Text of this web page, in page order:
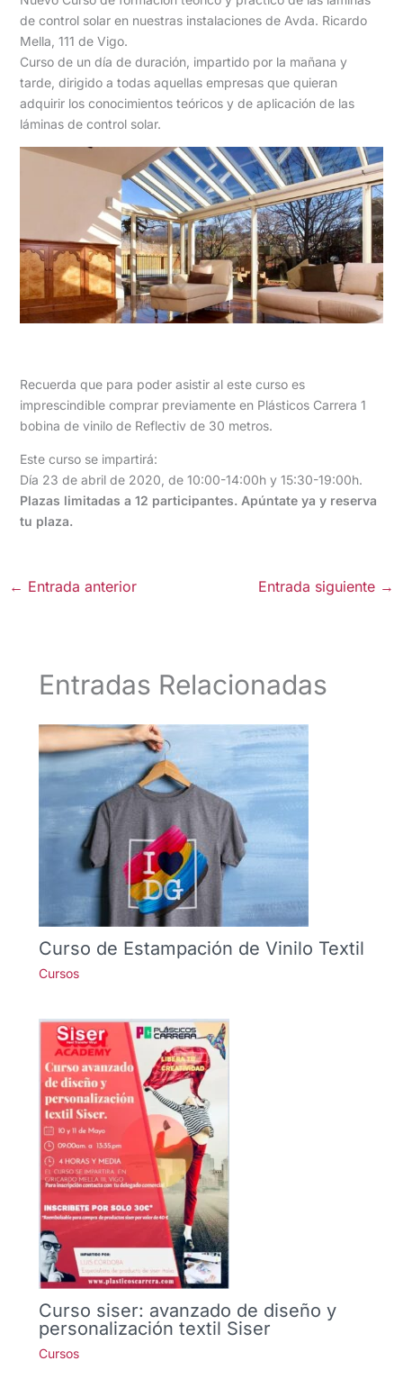
de control solar en nuestras instalaciones de Avda. Ricardo
Mella, 111 de Vigo.
Curso de un día de duración, impartido por la mañana y
tarde, dirigido a todas aquellas empresas que quieran
adquirir los conocimientos teóricos y de aplicación de las
láminas de control solar.
Recuerda que para poder asistir al este curso es
imprescindible comprar previamente en Plásticos Carrera 1
bobina de vinilo de Reflectiv de 30 metros.
Este curso se impartirá:
Día 23 de abril de 2020, de 10:00-14:00h y 15:30-19:00h.
Plazas limitadas a 12 participantes. Apúntate ya y reserva
tu plaza.
← Entrada anterior Entrada siguiente →
Entradas Relacionadas
Curso de Estampación de Vinilo Textil
Cursos
Curso siser: avanzado de diseño y
personalización textil Siser
Cursos